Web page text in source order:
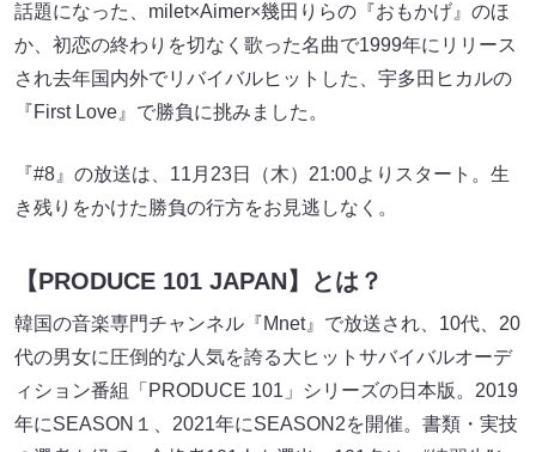
話題になった、milet×Aimer×幾田りらの『おもかげ』のほ
か、初恋の終わりを切なく歌った名曲で1999年にリリース
され去年国内外でリバイバルヒットした、宇多田ヒカルの
『First Love』で勝負に挑みました。
『#8』の放送は、11月23日（木）21:00よりスタート。生
き残りをかけた勝負の行方をお見逃しなく。
【PRODUCE 101 JAPAN】とは？
韓国の音楽専門チャンネル『Mnet』で放送され、10代、20
代の男女に圧倒的な人気を誇る大ヒットサバイバルオーデ
ィション番組「PRODUCE 101」シリーズの日本版。2019
年にSEASON１、2021年にSEASON2を開催。書類・実技